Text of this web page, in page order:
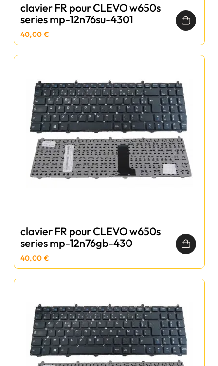
clavier FR pour CLEVO w650s
series mp-12n76su-4301
40,00 €
clavier FR pour CLEVO w650s
series mp-12n76gb-430
40,00 €